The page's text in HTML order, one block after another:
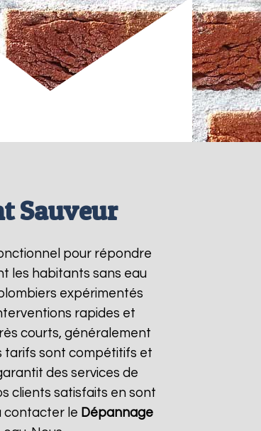
Sauveur
pour répondre
les habitants sans eau
expérimentés
rapides et
courts, généralement
tarifs sont compétitifs et
des services de
clients satisfaits en sont
contacter le Dépannage